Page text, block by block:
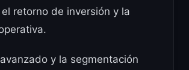
retorno de inversión y la
y la segmentación